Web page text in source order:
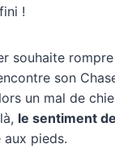
!
souhaite
son
un mal de
le sentiment
pieds.